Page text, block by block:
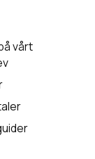
vårt